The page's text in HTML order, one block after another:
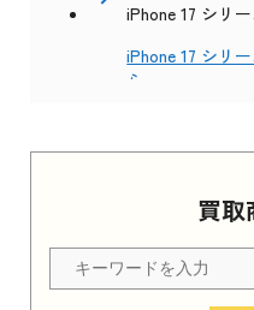
買取
iPhone 17 シリ
iPhone 17 シリ
ら
Apple Watch
ちら